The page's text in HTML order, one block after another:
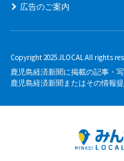
広告のご案内
Copyright 2025 JLOCAL All rights
鹿児島経済新聞に掲載の記事・
鹿児島経済新聞またはその情報提